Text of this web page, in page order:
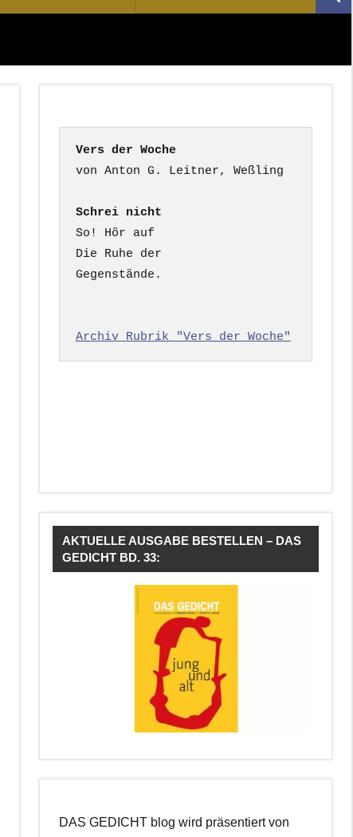
nach:
Vers der Woche
Schrei nicht
So! Hör auf
Die Ruhe der
Gegenstände.
Archiv Rubrik "Vers der Woche"
AKTUELLE AUSGABE BESTELLEN – DAS
GEDICHT BD. 33:
DAS GEDICHT blog wird präsentiert von